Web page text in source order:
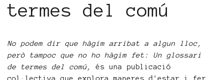
termes del comú
No podem dir que hàgim arribat a algun lloc,
però tampoc que no ho hàgim fet: Un glossari
de termes del comú,
és una publicació